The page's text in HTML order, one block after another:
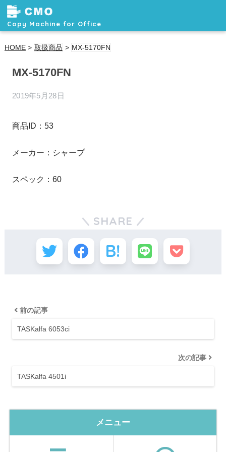
Copy Machine for Office
HOME> 取扱商品 > MX-5170FN
MX-5170FN
2019年5月28日
商品ID：53
メーカー：シャープ
スペック：60
SHARE
前の記事
TASKalfa 6053ci
次の記事
TASKalfa 4501i
メニュー